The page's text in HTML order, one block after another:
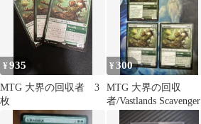
¥935
MTG 大界の回収者 3
枚
¥300
MTG 大界の回収
者/Vastlands Scavenger
SOS 通常枠3枚